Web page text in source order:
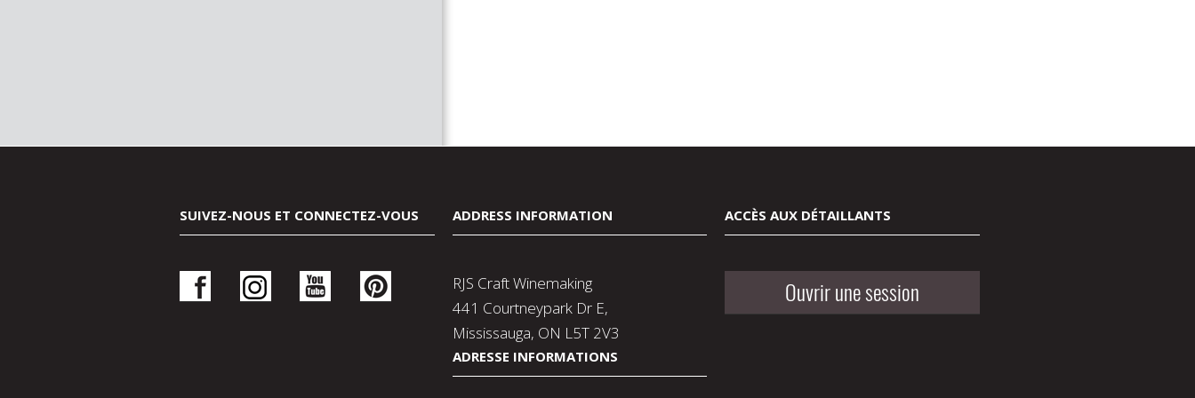
SUIVEZ-NOUS ET CONNECTEZ-VOUS ADDRESS INFORMATION
RJS Craft Winemaking
441 Courtneypark Dr E,
Mississauga, ON L5T 2V3
ADRESSE INFORMATIONS
ACCÈS AUX DÉTAILLANTS
Ouvrir une session